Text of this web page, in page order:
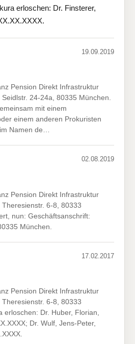
erloschen: Dr. Finsterer,
19.09.2019
Pension Direkt Infrastruktur
24-24a, 80335 München.
mit einem
einem anderen Prokuristen
Namen de…
02.08.2019
Pension Direkt Infrastruktur
6-8, 80333
nun: Geschäftsanschrift:
München.
17.02.2017
Pension Direkt Infrastruktur
6-8, 80333
erloschen: Dr. Huber, Florian,
Dr. Wulf, Jens-Peter,